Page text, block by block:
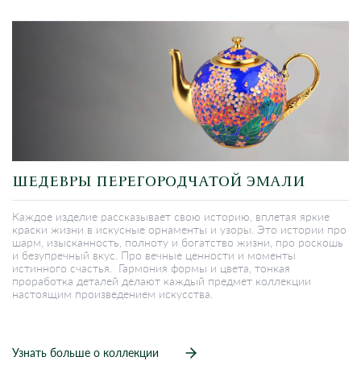
ШЕДЕВРЫ ПЕРЕГОРОДЧАТОЙ ЭМАЛИ
Каждое изделие рассказывает свою историю, вплетая яркие
краски жизни в искусные орнаменты и узоры. Это истории про
шарм, изысканность, полноту и богатство жизни, про роскошь
и безупречный вкус. Про вечные ценности и моменты
истинного счастья. Гармония формы и цвета, тонкая
проработка деталей делают каждый предмет коллекции
настоящим произведением искусства.
Узнать больше о коллекции